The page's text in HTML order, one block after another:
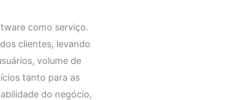
como serviço.
clientes, levando
volume de
tanto para as
do negócio,